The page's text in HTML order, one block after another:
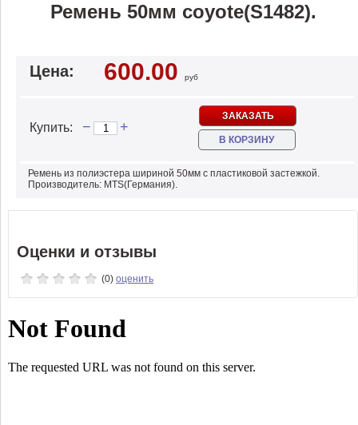
Ремень 50мм coyote(S1482).
Цена: 600.00 руб
Купить: − +
ЗАКАЗАТЬ
В КОРЗИНУ
Ремень из полиэстера шириной 50мм с пластиковой застежкой.
Производитель: MTS(Германия).
Оценки и отзывы
(0) оценить